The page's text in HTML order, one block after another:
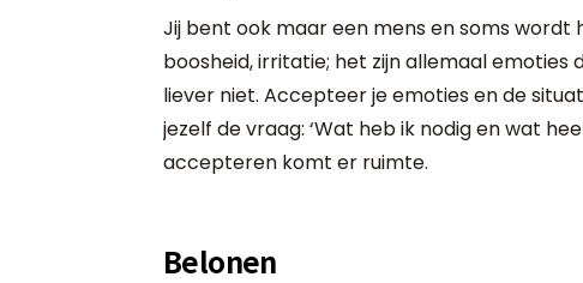
Jij bent ook maar een mens en soms wordt
boosheid, irritatie; het zijn allemaal emoties
liever niet. Accepteer je emoties en de
jezelf de vraag: ‘Wat heb ik nodig en wat
accepteren komt er ruimte.
Belonen